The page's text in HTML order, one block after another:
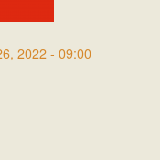
2022 - 09:00